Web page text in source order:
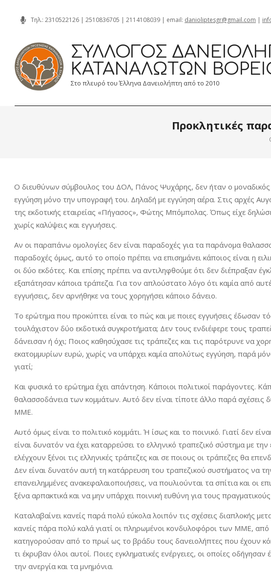
content
Τηλ.: 2310522126 | 2510836705 | 2114108039 | email: danioliptesgr@gmail.com |
ΣΎΛΛΟΓΟΣ
ΚΑΤΑΝΑΛΩΤΏΝ
Στο πλευρό του Έλληνα Δανειολήπτη από το 2010
Προκλητικές
Ο διευθύνων σύμβουλος του ΔΟΛ, Πάνος Ψυχάρης, δεν ήταν ο μοναδικός
εγγύηση μόνο την υπογραφή του. Δηλαδή με εγγύηση αέρα. Στις αρχές
της εκδοτικής εταιρείας «Πήγασος», Φώτης Μπόμπολας. Όπως είχε
χωρίς καλύψεις και εγγυήσεις.
Αν οι παραπάνω ομολογίες δεν είναι παραδοχές για τα παράνομα
παραδοχές όμως, αυτό το οποίο πρέπει να επισημάνει κάποιος είναι η
οι δύο εκδότες. Και επίσης πρέπει να αντιληφθούμε ότι δεν διέπραξαν
εξαπάτησαν κάποια τράπεζα. Για τον απλούστατο λόγο ότι καμία από
εγγυήσεις, δεν αρνήθηκε να τους χορηγήσει κάποιο δάνειο.
Το ερώτημα που προκύπτει είναι το πώς και με ποιες εγγυήσεις έδωσαν
τουλάχιστον δύο εκδοτικά συγκροτήματα; Δεν τους ενδιέφερε τους
δάνεισαν ή όχι; Ποιος καθησύχασε τις τράπεζες και τις παρότρυνε να
εκατομμυρίων ευρώ, χωρίς να υπάρχει καμία απολύτως εγγύηση, παρά
γιατί;
Και φυσικά το ερώτημα έχει απάντηση. Κάποιοι πολιτικοί παράγοντες.
θαλασσοδάνεια των κομμάτων. Αυτό δεν είναι τίποτε άλλο παρά σχέσεις
ΜΜΕ.
Αυτό όμως είναι το πολιτικό κομμάτι. Ή ίσως και το ποινικό. Γιατί δεν
είναι δυνατόν να έχει καταρρεύσει το ελληνικό τραπεζικό σύστημα με
ελέγχουν ξένοι τις ελληνικές τράπεζες και σε ποιους οι τράπεζες θα
Δεν είναι δυνατόν αυτή τη κατάρρευση του τραπεζικού συστήματος να
επανειλημμένες ανακεφαλαιοποιήσεις, να πουλιούνται τα σπίτια και οι
ξένα αρπακτικά και να μην υπάρχει ποινική ευθύνη για τους
Καταλαβαίνει κανείς παρά πολύ εύκολα λοιπόν τις σχέσεις διαπλοκής
κανείς πάρα πολύ καλά γιατί οι πληρωμένοι κονδυλοφόροι των ΜΜΕ, από
κατηγορούσαν από το πρωί ως το βράδυ τους δανειολήπτες που έχουν
τι έκρυβαν όλοι αυτοί. Ποιες εγκληματικές ενέργειες, οι οποίες
την ανεργία και τα μνημόνια.